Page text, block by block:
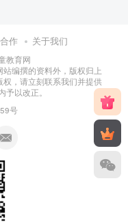
作 关于我们
教育网
编撰的资料外，版权归上
，请立刻联系我们并提供
以改正。
号